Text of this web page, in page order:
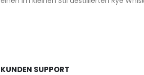
KUNDEN SUPPORT